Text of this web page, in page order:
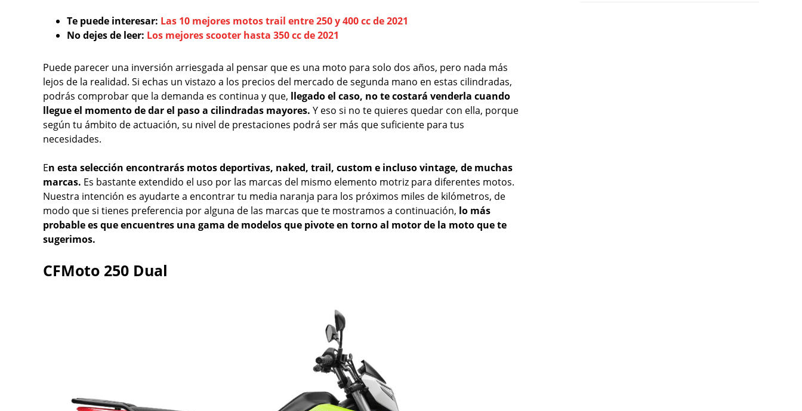
Te puede interesar: Las 10 mejores motos trail entre 250 y 400 cc de 2021
No dejes de leer: Los mejores scooter hasta 350 cc de 2021
Puede parecer una inversión arriesgada al pensar que es una moto para solo dos años, pero nada más
lejos de la realidad. Si echas un vistazo a los precios del mercado de segunda mano en estas cilindradas,
podrás comprobar que la demanda es continua y que, llegado el caso, no te costará venderla cuando
llegue el momento de dar el paso a cilindradas mayores. Y eso si no te quieres quedar con ella, porque
según tu ámbito de actuación, su nivel de prestaciones podrá ser más que suficiente para tus
necesidades.
En esta selección encontrarás motos deportivas, naked, trail, custom e incluso vintage, de muchas
marcas. Es bastante extendido el uso por las marcas del mismo elemento motriz para diferentes motos.
Nuestra intención es ayudarte a encontrar tu media naranja para los próximos miles de kilómetros, de
modo que si tienes preferencia por alguna de las marcas que te mostramos a continuación, lo más
probable es que encuentres una gama de modelos que pivote en torno al motor de la moto que te
sugerimos.
CFMoto 250 Dual